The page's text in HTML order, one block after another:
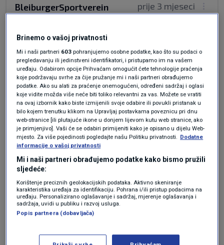
prije 3 mjeseci
BleiburgerSportverein
Veljko ljudino,tako lijepo rečeno,da i oni koji ništa
ne razumiju mogu dobro razumjeti.Živio nam
200 godina!!!!
Odgovor
Brinemo o vašoj privatnosti
Mi i naši partneri 603 pohranjujemo osobne podatke, kao što su podaci o
pregledavanju ili jedinstveni identifikatori, i pristupamo im na vašem
uređaju. Odabirom opcije Prihvaćam omogućit ćete tehnologije praćenja
koje podržavaju svrhe za čije pružanje mi i naši partneri obrađujemo
podatke. Ako su alati za praćenje onemogućeni, određeni sadržaj i oglasi
koje vidite možda više neće biti toliko relevantni za vas. Možete se vratiti
na ovaj izbornik kako biste izmijenili svoje odabire ili povukli pristanak u
bilo kojem trenutku klikom na Upravljaj postavkama poveznicu pri dnu
web-stranice [ili plutajuće ikone u donjem lijevom kutu web stranice, ako
je primjenjivo]. Vaši će se odabiri primijeniti kako je opisano u dijelu Web-
mjesto. Za više pojedinosti pogledajte našu Politiku privatnosti. Dodatne
informacije o vašoj privatnosti
Mi i naši partneri obrađujemo podatke kako bismo pružili
sljedeće:
Korištenje preciznih geolokacijskih podataka. Aktivno skeniranje
karakteristika uređaja za identifikaciju. Pohrana i/ili pristup podacima na
uređaju. Personalizirano oglašavanje i sadržaj, mjerenje oglašavanja i
sadržaja, uvidi u publiku i razvoj usluga.
Popis partnera (dobavljača)